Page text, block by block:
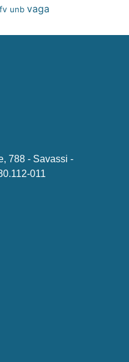
unb vaga
788 - Savassi -
011